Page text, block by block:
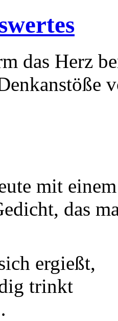
das Herz
mit
das
ergießt,
trinkt